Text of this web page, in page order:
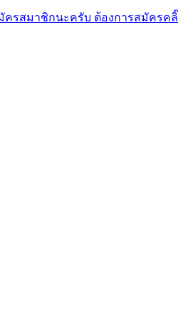
ครสมาชิกนะครับ ต้องการสมัครค